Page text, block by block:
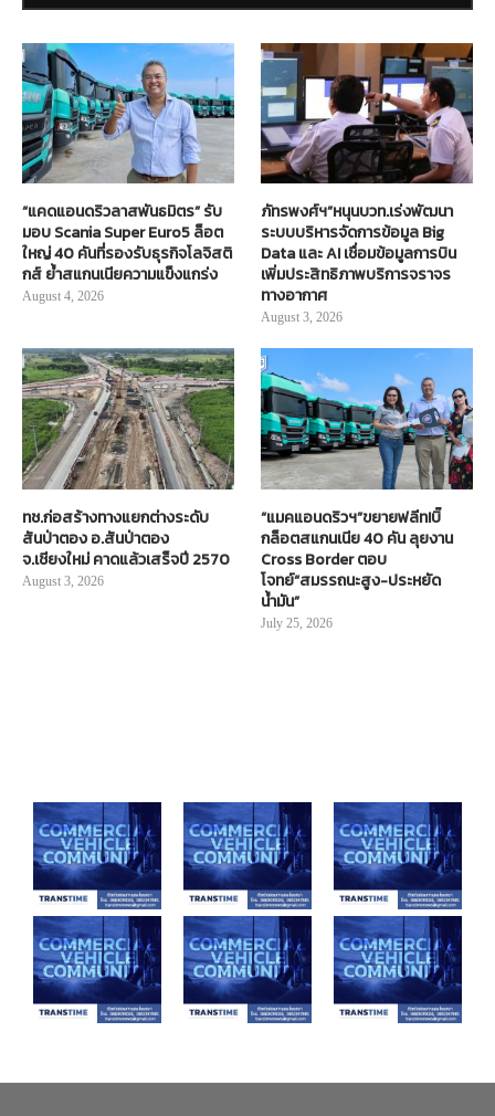
“แคดแอนดริวลาสพันธมิตร” รับ
มอบ Scania Super Euro5 ล็อต
ใหญ่ 40 คันที่รองรับธุรกิจโลจิสติ
กส์ ย้ำสแกนเนียความแข็งแกร่ง
August 4, 2026
ภัทรพงศ์ฯ”หนุนบวท.เร่งพัฒนา
ระบบบริหารจัดการข้อมูล Big
Data และ AI เชื่อมข้อมูลการบิน
เพิ่มประสิทธิภาพบริการจราจร
ทางอากาศ
August 3, 2026
ทช.ก่อสร้างทางแยกต่างระดับ
สันป่าตอง อ.สันป่าตอง
จ.เชียงใหม่ คาดแล้วเสร็จปี 2570
August 3, 2026
“แมคแอนดริวฯ”ขยายฟลีท!บิ๊
กล็อตสแกนเนีย 40 คัน ลุยงาน
Cross Border ตอบ
โจทย์“สมรรถนะสูง-ประหยัด
น้ำมัน”
July 25, 2026